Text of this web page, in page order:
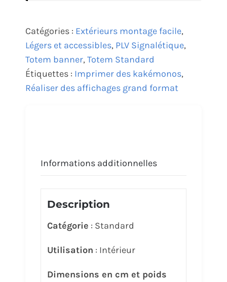
Catégories : Extérieurs montage facile,
Légers et accessibles, PLV Signalétique,
Totem banner,Totem Standard
Étiquettes : Imprimer des kakémonos,
Réaliser des affichages grand format
Informations additionnelles
Description
Catégorie : Standard
Utilisation : Intérieur
Dimensions en cm et poids